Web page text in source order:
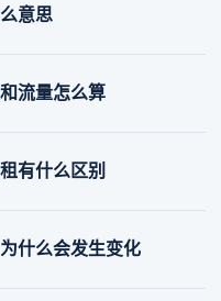
意思
流量怎么算
有什么区别
什么会发生变化